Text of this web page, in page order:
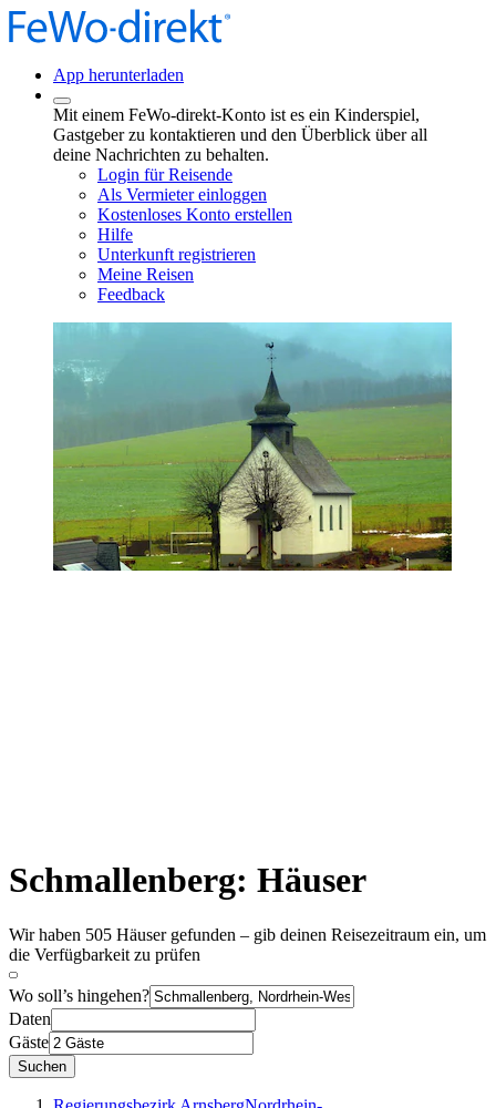
App herunterladen
Mit einem FeWo-direkt-Konto ist es ein Kinderspiel,
Gastgeber zu kontaktieren und den Überblick über all
deine Nachrichten zu behalten.
Login für Reisende
Als Vermieter einloggen
Kostenloses Konto erstellen
Hilfe
Unterkunft registrieren
Meine Reisen
Feedback
Schmallenberg: Häuser
Wir haben 505 Häuser gefunden – gib deinen Reisezeitraum ein, um
die Verfügbarkeit zu prüfen
Wo soll’s hingehen?
Daten
Gäste
Suchen